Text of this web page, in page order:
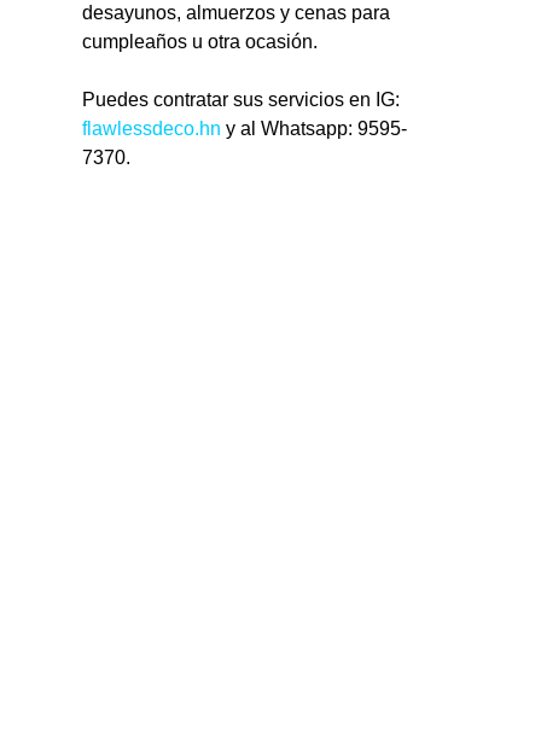
desayunos, almuerzos y cenas para
cumpleaños u otra ocasión.
Puedes contratar sus servicios en IG:
flawlessdeco.hn y al Whatsapp: 9595-
7370.